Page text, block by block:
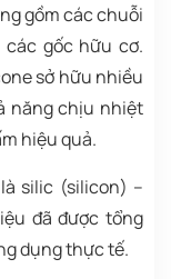
gồm các chuỗi
gốc hữu cơ.
sở hữu nhiều
năng chịu nhiệt
hiệu quả.
silic (silicon) –
đã được tổng
dụng thực tế.